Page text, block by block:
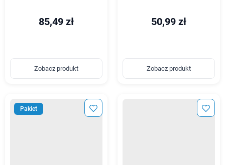
85,49 zł
Zobacz produkt
50,99 zł
Zobacz produkt
Pakiet